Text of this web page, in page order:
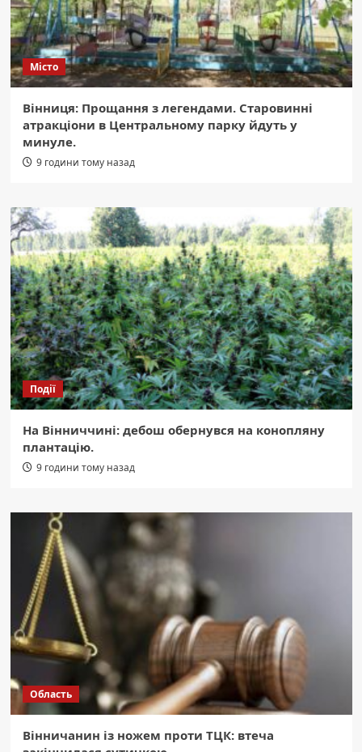
Місто
Вінниця: Прощання з легендами. Старовинні
атракціони в Центральному парку йдуть у
минуле.
9 години тому назад
Події
На Вінниччині: дебош обернувся на конопляну
плантацію.
9 години тому назад
Область
Вінничанин із ножем проти ТЦК: втеча